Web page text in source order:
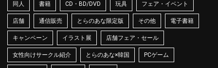
同人 書籍 CD・BD/DVD 玩具 フェア・イベント
店舗 通信販売 とらのあな限定版 その他 電子書籍
キャンペーン イラスト展 店舗フェア・セール
女性向けサークル紹介 とらのあな×韓国 PCゲーム